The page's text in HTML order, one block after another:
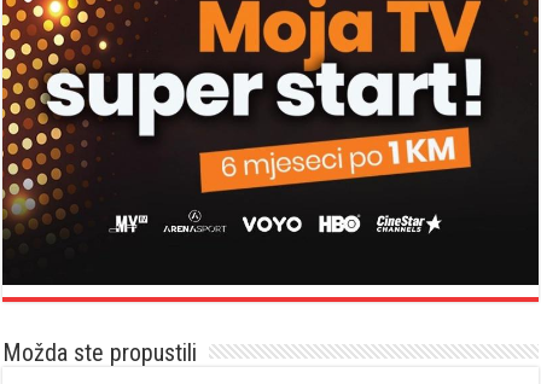
Možda ste propustili